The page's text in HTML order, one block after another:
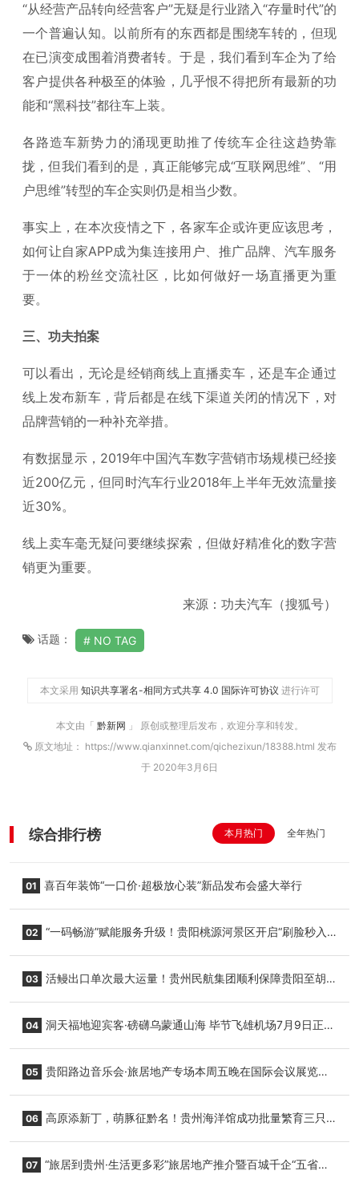
“从经营产品转向经营客户”无疑是行业踏入“存量时代”的
一个普遍认知。以前所有的东西都是围绕车转的，但现
在已演变成围着消费者转。于是，我们看到车企为了给
客户提供各种极至的体验，几乎恨不得把所有最新的功
能和“黑科技”都往车上装。
各路造车新势力的涌现更助推了传统车企往这趋势靠
拢，但我们看到的是，真正能够完成“互联网思维”、“用
户思维”转型的车企实则仍是相当少数。
事实上，在本次疫情之下，各家车企或许更应该思考，
如何让自家APP成为集连接用户、推广品牌、汽车服务
于一体的粉丝交流社区，比如何做好一场直播更为重
要。
三、功夫拍案
可以看出，无论是经销商线上直播卖车，还是车企通过
线上发布新车，背后都是在线下渠道关闭的情况下，对
品牌营销的一种补充举措。
有数据显示，2019年中国汽车数字营销市场规模已经接
近200亿元，但同时汽车行业2018年上半年无效流量接
近30%。
线上卖车毫无疑问要继续探索，但做好精准化的数字营
销更为重要。
来源：功夫汽车（搜狐号）
话题： NO TAG
本文采用 知识共享署名-相同方式共享 4.0 国际许可协议 进行许可
本文由「 黔新网 」 原创或整理后发布，欢迎分享和转发。
原文地址： https://www.qianxinnet.com/qichezixun/18388.html 发布
于 2020年3月6日
综合排行榜 本月热门 全年热门
01 喜百年装饰“一口价·超极放心装”新品发布会盛大举行
02 “一码畅游”赋能服务升级！贵阳桃源河景区开启“刷脸秒入
03 活鳗出口单次最大运量！贵州民航集团顺利保障贵阳至胡
04 洞天福地迎宾客·磅礴乌蒙通山海 毕节飞雄机场7月9日正式
05 贵阳路边音乐会·旅居地产专场本周五晚在国际会议展览中
06 高原添新丁，萌豚征黔名！贵州海洋馆成功批量繁育三只
07 “旅居到贵州·生活更多彩”旅居地产推介暨百城千企“五省